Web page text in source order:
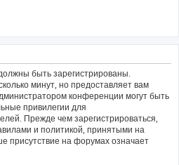
быть зарегистрированы.
минут, но предоставляет вам
конференции могут быть
привилегии для
Прежде чем зарегистрироваться,
и политикой, принятыми на
присутствие на форумах означает